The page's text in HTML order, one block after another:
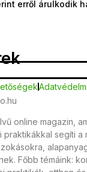
erről árulkodik
online magazin,
praktikákkal segíti a
Főbb témáink: